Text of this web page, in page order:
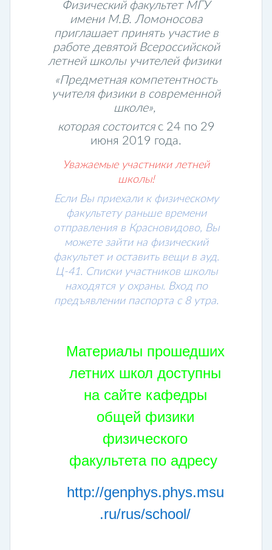
Физический факультет МГУ
имени М.В. Ломоносова
приглашает принять участие в
работе девятой Всероссийской
летней школы учителей физики
«Предметная компетентность
учителя физики в современной
школе»,
которая состоится c 24 по 29
июня 2019 года.
Уважаемые участники летней
школы!
Если Вы приехали к физическому
факультету раньше времени
отправления в Красновидово, Вы
можете зайти на физический
факультет и оставить вещи в ауд.
Ц-41. Списки участников школы
находятся у охраны. Вход по
предъявлении паспорта с 8 утра.
Материалы прошедших
летних школ доступны
на сайте кафедры
общей физики
физического
факультета по адресу
http://genphys.phys.msu
.ru/rus/school/